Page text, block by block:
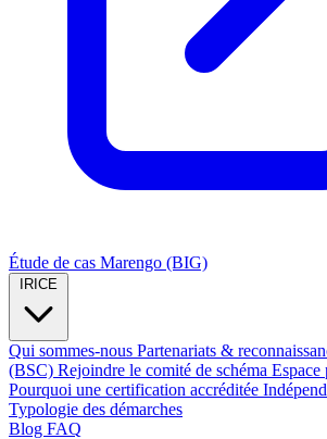
Étude de cas Marengo (BIG)
IRICE
Qui sommes-nous Partenariats &
(BSC) Rejoindre le comité de schéma Espace
Pourquoi une certification accréditée
Typologie des démarches
Blog FAQ